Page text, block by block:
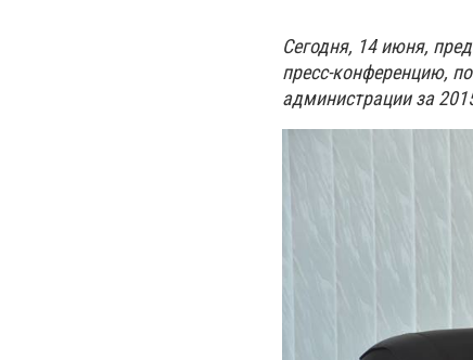
Сегодня, 14 июня,
пресс-конференцию,
администрации за